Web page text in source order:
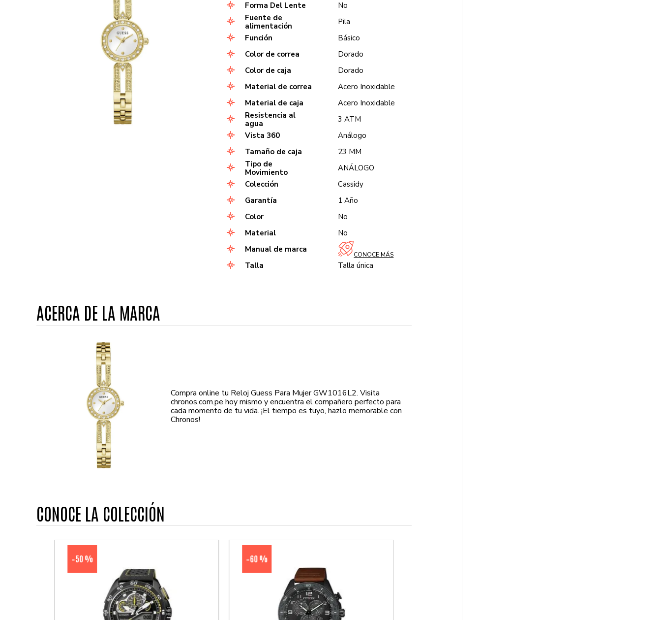
Forma Del Lente
No
Fuente de
alimentación
Pila
Función
Básico
Color de correa
Dorado
Color de caja
Dorado
Material de correa
Acero Inoxidable
Material de caja
Acero Inoxidable
Resistencia al
agua
3 ATM
Vista 360
Análogo
Tamaño de caja
23 MM
Tipo de
Movimiento
ANÁLOGO
Colección
Cassidy
Garantía
1 Año
Color
No
Material
No
Manual de marca
CONOCE MÁS
Talla Talla única
ACERCA DE LA MARCA
Compra online tu Reloj Guess Para Mujer GW1016L2. Visita
chronos.com.pe hoy mismo y encuentra el compañero perfecto para
cada momento de tu vida. ¡El tiempo es tuyo, hazlo memorable con
Chronos!
CONOCE LA COLECCIÓN
-50 % -60 %